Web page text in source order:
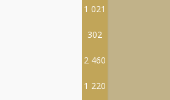
1 021
302
2 460
1 220